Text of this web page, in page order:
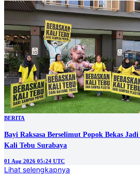
BERITA
Bayi Raksasa Berselimut Popok Bekas
Kali Tebu Surabaya
01 Aug 2026 05:24 UTC
Lihat selengkapnya